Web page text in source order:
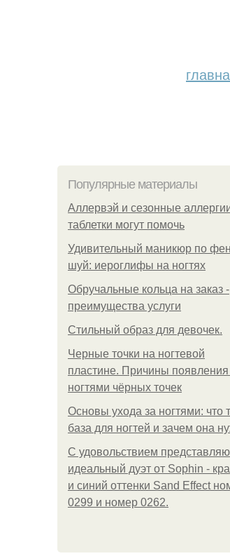
Популярные материалы
Аллервэй и сезонные
таблетки могут помочь
Удивительный маникюр по фен
шуй: иероглифы на ногтях
Обручальные кольца на заказ -
преимущества услуги
Стильный образ для девочек.
Черные точки на ногтевой
пластине. Причины появления
ногтями чёрных точек
Основы ухода за ногтями: что
база для ногтей и зачем она
С удовольствием
идеальный дуэт от Sophin -
и синий оттенки Sand Effect
0299 и номер 0262.